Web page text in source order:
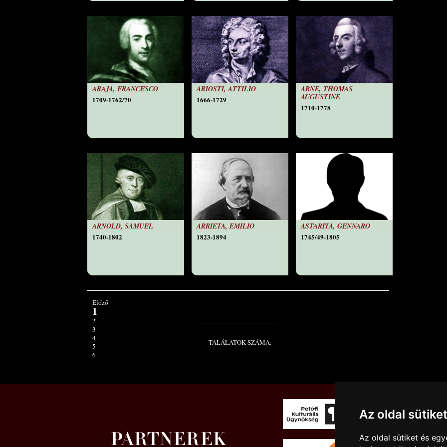
Az oldal
Az oldal sütiket és
ARAJA, FRANCESCO
1709-1762/70
ARIOSTI, ATTILIO
1666-1729
ARNE, THOMAS
AUGUSTINE
1710-1778
ARNOLD, SAMUEL
1740-1802
ARRIETA, EMILIO
1823-1894
ASTARITA, GENNARO
1745/49-1805
Előző
1
2
3
4
5
6
TALÁLATOK SZÁMA: